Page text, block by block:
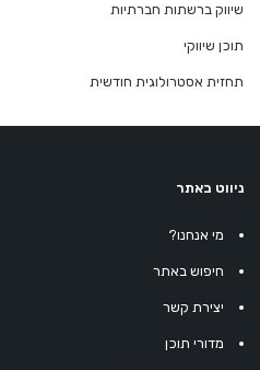
שיווק ברשתות חברתיות
תוכן שיווקי
תחזית אסטרולוגית חודשית
ניווט באתר
מי אנחנו?
חיפוש באתר
יצירת קשר
מדורי תוכן